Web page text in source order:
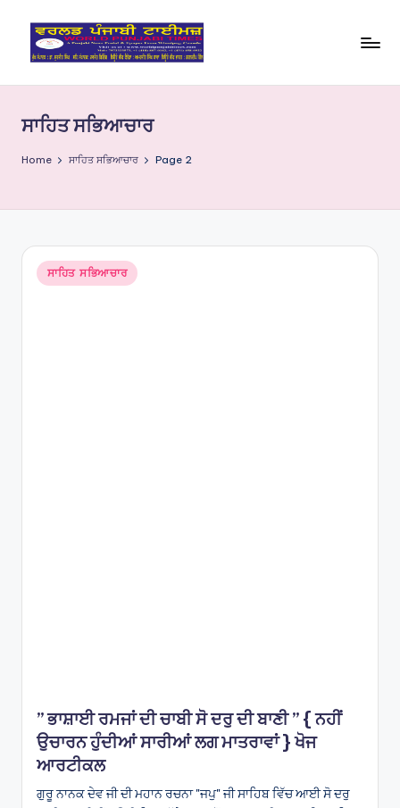
rl
d
nj
a
ਸਾਹਿਤ ਸਭਿਆਚਾਰ
Home ਸਾਹਿਤ ਸਭਿਆਚਾਰ Page 2
Posted
in
ਸਾਹਿਤ ਸਭਿਆਚਾਰ
” ਭਾਸ਼ਾਈ ਰਮਜਾਂ ਦੀ ਚਾਬੀ ਸੋ ਦਰੁ ਦੀ ਬਾਣੀ ” { ਨਹੀਂ
ਉਚਾਰਨ ਹੁੰਦੀਆਂ ਸਾਰੀਆਂ ਲਗ ਮਾਤਰਾਵਾਂ } ਖੋਜ
ਆਰਟੀਕਲ
ਗੁਰੂ ਨਾਨਕ ਦੇਵ ਜੀ ਦੀ ਮਹਾਨ ਰਚਨਾ "ਜਪੁ" ਜੀ ਸਾਹਿਬ ਵਿੱਚ ਆਈ ਸੋ ਦਰੁ